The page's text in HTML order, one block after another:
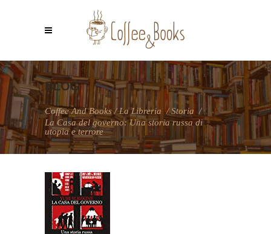
BLOG
Coffee And Books/La Libreria /Storia /
La Casa del governo: Una storia russa di
utopia e terrore